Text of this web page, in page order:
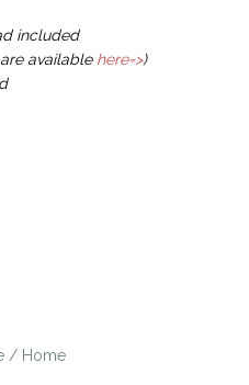
included
available here=>)
/ Home